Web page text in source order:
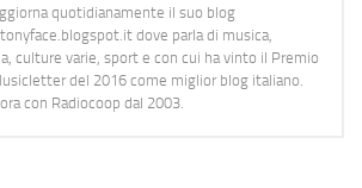
quotidianamente il suo blog
dove parla di musica,
culture varie, sport e con cui ha vinto il Premio
del 2016 come miglior blog italiano.
con Radiocoop dal 2003.